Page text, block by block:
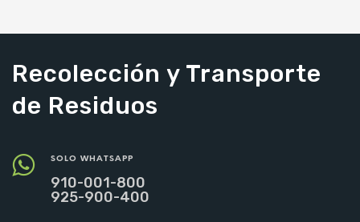
Recolección y Transporte
de Residuos
SOLO WHATSAPP
910-001-800
925-900-400